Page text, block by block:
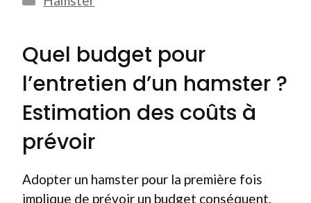
Quel budget pour
l’entretien d’un hamster ?
Estimation des coûts à
prévoir
Adopter un hamster pour la première fois
implique de prévoir un budget conséquent,